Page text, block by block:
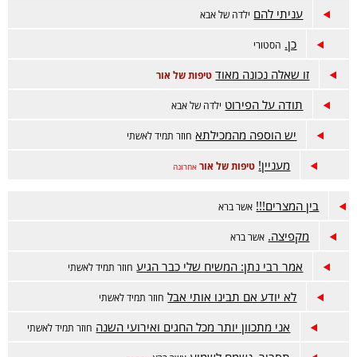
עניתי להם ילדה של אבא
כן. הסטורי
זו שאלה נכונה מאוד טיפות של אור
תודה על הפירוט ילדה של אבא
יש הוספה מהמכילתא חוזר תמיד לאשתי
מעניין! טיפות של אור אחרונה
בין המצרים!!! אשר ברא
מקפיצה. אשר ברא
אמר רבי נתן: המשיח שלי כבר הגיע חוזר תמיד לאשתי
לא יודע אם תבינו אותי אבל חוזר תמיד לאשתי
אני מתכוון יותר מכל החגים ואירועי השנה חוזר תמיד לאשתי